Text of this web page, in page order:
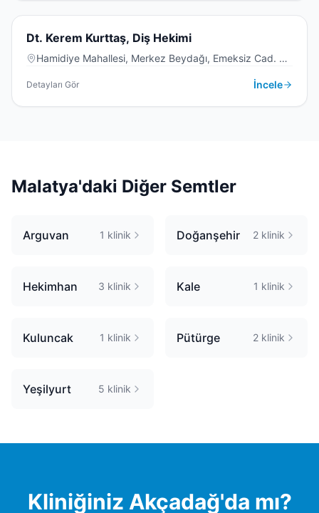
D
DIŞ KLINIĞI
Dt. Kerem Kurttaş, Diş Hekimi
Hamidiye Mahallesi, Merkez Beydağı, Emeksiz Cad. No
Detayları Gör İncele
Malatya'daki Diğer Semtler
Arguvan 1 klinik Doğanşehir 2 klinik
Hekimhan 3 klinik Kale 1 klinik
Kuluncak 1 klinik Pütürge 2 klinik
Yeşilyurt 5 klinik
Kliniğiniz Akçadağ'da mı?